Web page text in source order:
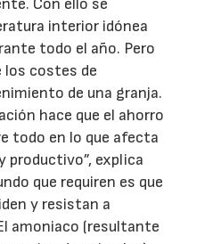
Con ello se
interior idónea
todo el año. Pero
los costes de
de una granja.
hace que el ahorro
todo en lo que afecta
productivo”, explica
que requiren es que
y resistan a
amoniaco (resultante